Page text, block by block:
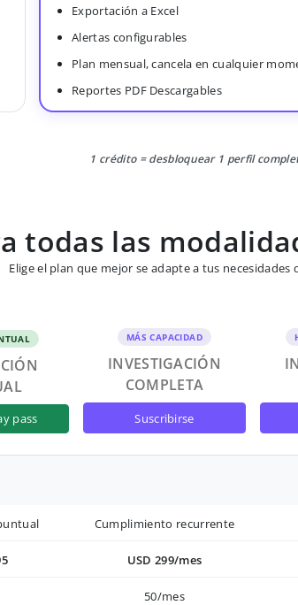
Exportación a Excel
Alertas configurables
Plan mensual, cancela en cualquier
Reportes PDF Descargables
1 crédito = desbloquear 1 perfil
todas las
Elige el plan que mejor se adapte a tus necesidades
pass
MÁS CAPACIDAD
INVESTIGACIÓN
COMPLETA
suscribirse
Cumplimiento recurrente
USD 299/mes
50/mes